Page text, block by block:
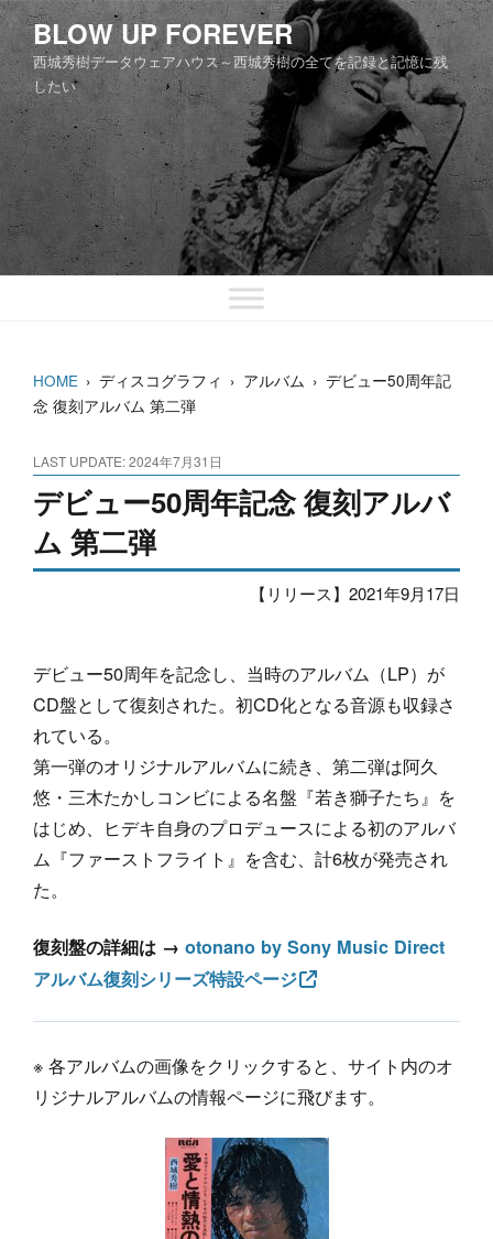
コ
ン
テ
ン
ツ
キ
ッ
プ
BLOW UP FOREVER
西城秀樹データウェアハウス～西城秀樹の全てを記録と記憶に残
したい
HOME › ディスコグラフィ › アルバム › デビュー50周年記
念 復刻アルバム 第二弾
LAST UPDATE: 2024年7月31日
デビュー50周年記念 復刻アルバ
ム 第二弾
【リリース】2021年9月17日
デビュー50周年を記念し、当時のアルバム（LP）が
CD盤として復刻された。初CD化となる音源も収録さ
れている。
第一弾のオリジナルアルバムに続き、第二弾は阿久
悠・三木たかしコンビによる名盤『若き獅子たち』を
はじめ、ヒデキ自身のプロデュースによる初のアルバ
ム『ファーストフライト』を含む、計6枚が発売され
た。
復刻盤の詳細は → otonano by Sony Music Direct
アルバム復刻シリーズ特設ページ
※ 各アルバムの画像をクリックすると、サイト内のオ
リジナルアルバムの情報ページに飛びます。